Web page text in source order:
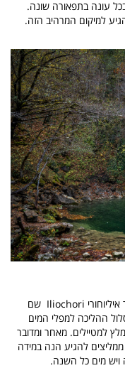
עונה בתפאורה שונה.
למיקום המרהיב הזה.
צפון יוון, מחוז אפירוס, כפרי זגוריה. הכפר איליוחורי Iliochori שם
כפרי זגוריה. מסלול ההליכה למפלי המים
למטיילים. מאחר ומדובר
ממליצים להגיע הנה במידה